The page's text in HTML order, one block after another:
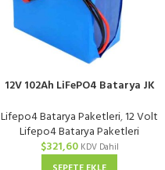
12V 102Ah LiFePO4 Batarya JK
Lifepo4 Batarya Paketleri,12 Volt
Lifepo4 Batarya Paketleri
$321,60 KDV Dahil